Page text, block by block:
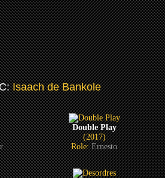
Isaach de Bankole
Double Play
(2017)
Role:Ernesto